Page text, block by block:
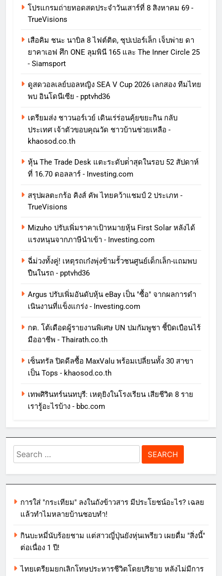
โปรแกรมถ่ายทอดสดประจำวันเสาร์ที่ 8 สิงหาคม 69 -
TrueVisions
เสือคิม ชนะ นาบิล 8 ไฟต์ติด, ซุปเปอร์เล็ก เจ็บพ่าย ดา
ยาคาเอฟ ศึก ONE ลุมพินี 165 และ The Inner Circle 25
- Siamsport
ดูสดวอลเลย์บอลหญิง SEA V Cup 2026 เลกสอง ทีมไทย
พบ อินโดนีเซีย - pptvhd36
เตรียมส่ง ชาวนอร์เวย์ เดินเร่ร่อนคุ้ยขยะกิน กลับ
ประเทศ เจ้าตัวขอบคุณวัด ชาวบ้านช่วยเหลือ -
khaosod.co.th
หุ้น The Trade Desk แตะระดับต่ําสุดในรอบ 52 สัปดาห์
ที่ 16.70 ดอลลาร์ - Investing.com
สรุปผลตะกร้อ คิงส์ คัพ ไทยคว้าแชมป์ 2 ประเภท -
TrueVisions
Mizuho ปรับเพิ่มราคาเป้าหมายหุ้น First Solar หลังได้
แรงหนุนจากภาษีนําเข้า - Investing.com
ฉี่ม่วงทั้งคู่! เหตุรถเก๋งพุ่งข้ามรั้วชนศูนย์เด็กเล็ก-แถมพบ
ปืนในรถ - pptvhd36
Argus ปรับเพิ่มอันดับหุ้น eBay เป็น "ซื้อ" จากผลการดํา
เนินงานที่แข็งแกร่ง - Investing.com
กต. โต้เดือดผู้รายงานพิเศษ UN ปมกัมพูชา ชี้บิดเบือนไร้
มืออาชีพ - Thairath.co.th
เซ็นทรัล ปิดดีลซื้อ MaxValu พร้อมเปลี่ยนทั้ง 30 สาขา
เป็น Tops - khaosod.co.th
เทพศิรินทร์นนทบุรี: เหตุยิงในโรงเรียน เสียชีวิต 8 ราย
เรารู้อะไรบ้าง - bbc.com
Search
for:
การใส่ "กระเทียม" ลงในถังข้าวสาร มีประโยชน์อะไร? เฉลย
แล้วทำไมหลายบ้านชอบทำ!
กินบะหมี่นับร้อยชาม แต่สาวญี่ปุ่นยังหุ่นเพรียว เผยดื่ม "สิ่งนี้"
ต่อเนื่อง 1 ปี!
ไทยเตรียมยกเลิกโทษประหารชีวิตโดยปริยาย หลังไม่มีการ